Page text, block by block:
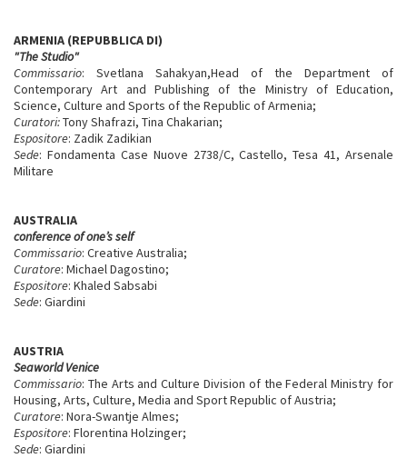
ARMENIA (REPUBBLICA DI)
"The Studio"
Commissario: Svetlana Sahakyan,Head of the Department of
Contemporary Art and Publishing of the Ministry of Education,
Science, Culture and Sports of the Republic of Armenia;
Curatori:Tony Shafrazi, Tina Chakarian;
Espositore: Zadik Zadikian
Sede: Fondamenta Case Nuove 2738/C, Castello, Tesa 41, Arsenale
Militare
AUSTRALIA
conference of one’s self
Commissario: Creative Australia;
Curatore: Michael Dagostino;
Espositore: Khaled Sabsabi
Sede: Giardini
AUSTRIA
Seaworld Venice
Commissario: The Arts and Culture Division of the Federal Ministry for
Housing, Arts, Culture, Media and Sport Republic of Austria;
Curatore: Nora-Swantje Almes;
Espositore: Florentina Holzinger;
Sede: Giardini